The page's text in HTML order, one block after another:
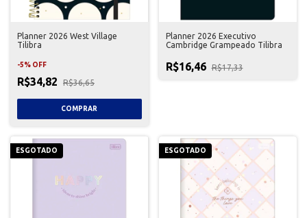
Planner 2026 West Village
Tilibra
-5% OFF
R$34,82 R$36,65
Planner 2026 Executivo
Cambridge Grampeado Tilibra
R$16,46 R$17,33
ESGOTADO ESGOTADO